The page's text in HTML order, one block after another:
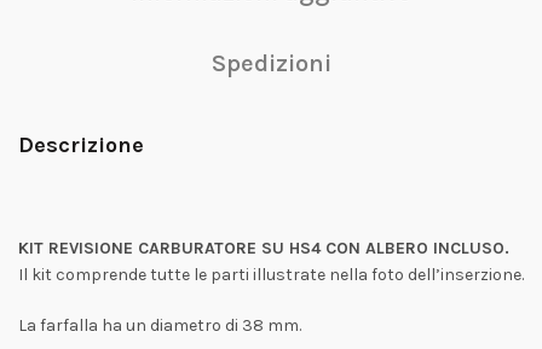
Spedizioni
Descrizione
KIT REVISIONE CARBURATORE SU HS4 CON ALBERO INCLUSO.
Il kit comprende tutte le parti illustrate nella foto dell’inserzione.
La farfalla ha un diametro di 38 mm.